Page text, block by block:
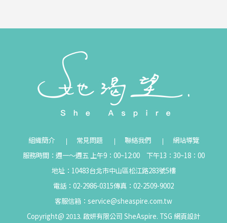
組織簡介 常見問題 聯絡我們
網站導覽
服務時間：週一～週五 上午9：00~12:00 下午13：30~18：00
地址：10483台北市中山區松江路283號5樓
電話：02-2986-0315傳真：02-2509-9002
客服信箱： service@sheaspire.com.tw
Copyright@ 2013. 啟妍有限公司 SheAspire. TSG 網頁設計